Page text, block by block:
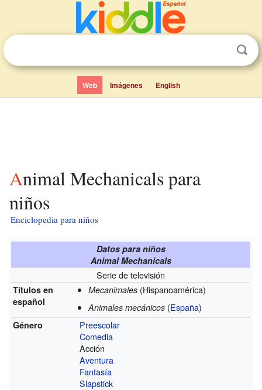
Web Imágenes English
Animal Mechanicals para
niños
Enciclopedia para niños
Datos para niños
Animal Mechanicals
Serie de televisión
Títulos en
español
Mecanimales(Hispanoamérica)
Animales mecánicos(España)
Género
Preescolar
Comedia
Acción
Aventura
Fantasía
Slapstick